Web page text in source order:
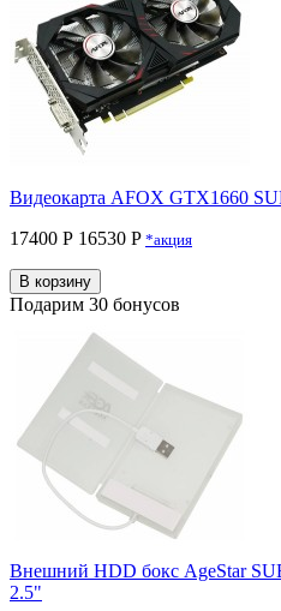
Видеокарта AFOX GTX1660
17400 Р 16530 P *акция
В корзину
Подарим 30 бонусов
Внешний HDD бокс AgeStar
2.5"